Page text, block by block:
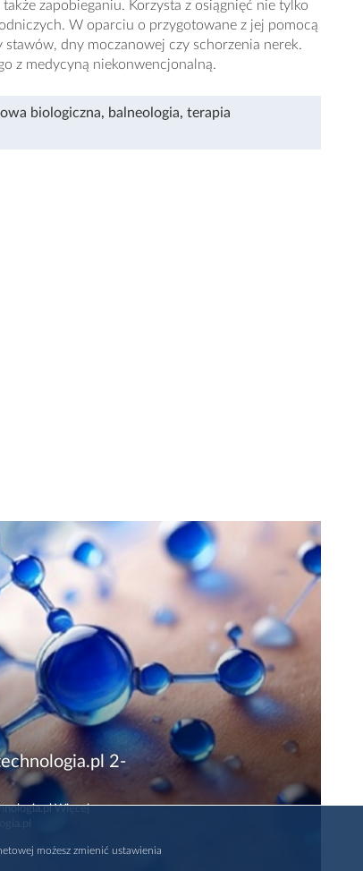
zapobieganiu. Korzysta z osiągnięć nie tylko
W oparciu o przygotowane z jej pomocą
dny moczanowej czy schorzenia nerek.
z medycyną niekonwencjonalną.
biologiczna, balneologia, terapia
2-
Więcej
możesz zmienić ustawienia